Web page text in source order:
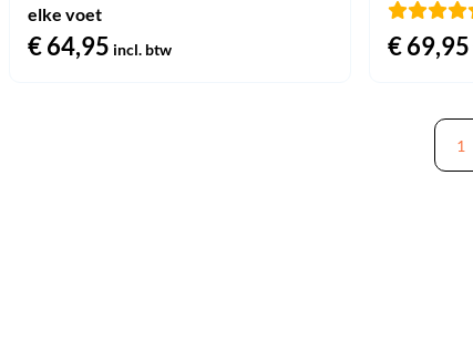
elke voet
€64,95 incl. btw €69,95
1